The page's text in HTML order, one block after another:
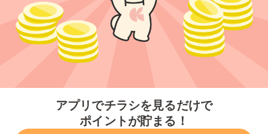
アプリでチラシを見るだけで
ポイントが貯まる！